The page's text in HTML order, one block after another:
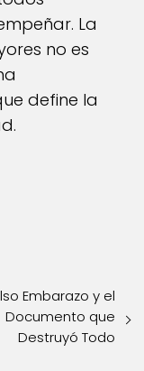
La
no es
define la
Embarazo y el
Documento que
Destruyó Todo